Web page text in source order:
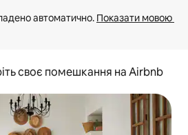
автоматично. Показати мовою
своє помешкання на Airbnb